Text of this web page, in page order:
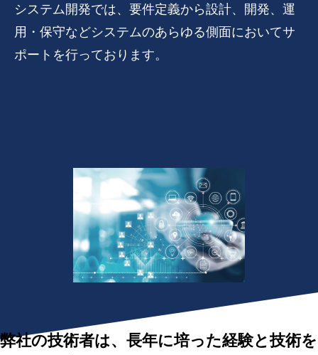
システム開発では、要件定義から設計、開発、運
用・保守などシステムのあらゆる側面においてサ
ポートを行っております。
弊社の技術者は、長年に培った経験と技術を